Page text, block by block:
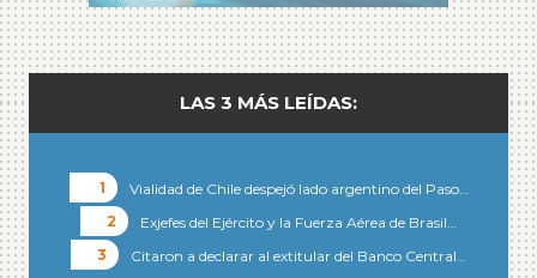
LAS 3 MÁS LEÍDAS:
Vialidad de Chile despejó lado argentino del Paso…
Exjefes del Ejército y la Fuerza Aérea de Brasil…
Citaron a declarar al extitular del Banco Central…